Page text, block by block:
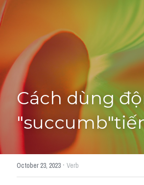
IELTS Videos - Ebook
Khác
Từ vựng theo topic
Từ vựng theo Topic
HỌC THỬ →
Cách dùng
October 23, 2023 · Verb